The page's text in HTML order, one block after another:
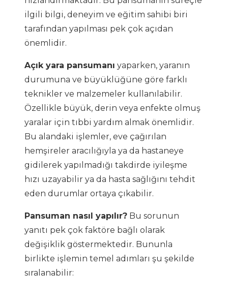
ilgili bilgi, deneyim ve eğitim sahibi biri
tarafından yapılması pek çok açıdan
önemlidir.
Açık yara pansumanı yaparken, yaranın
durumuna ve büyüklüğüne göre farklı
teknikler ve malzemeler kullanılabilir.
Özellikle büyük, derin veya enfekte olmuş
yaralar için tıbbi yardım almak önemlidir.
Bu alandaki işlemler, eve çağırılan
hemşireler aracılığıyla ya da hastaneye
gidilerek yapılmadığı takdirde iyileşme
hızı uzayabilir ya da hasta sağlığını tehdit
eden durumlar ortaya çıkabilir.
Pansuman nasıl yapılır? Bu sorunun
yanıtı pek çok faktöre bağlı olarak
değişiklik göstermektedir. Bununla
birlikte işlemin temel adımları şu şekilde
sıralanabilir: